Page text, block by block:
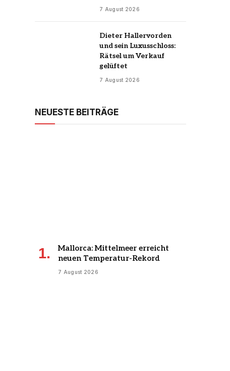
7 August 2026
Dieter Hallervorden
und sein Luxusschloss:
Rätsel um Verkauf
gelüftet
7 August 2026
NEUESTE BEITRÄGE
Mallorca: Mittelmeer erreicht
neuen Temperatur-Rekord
7 August 2026